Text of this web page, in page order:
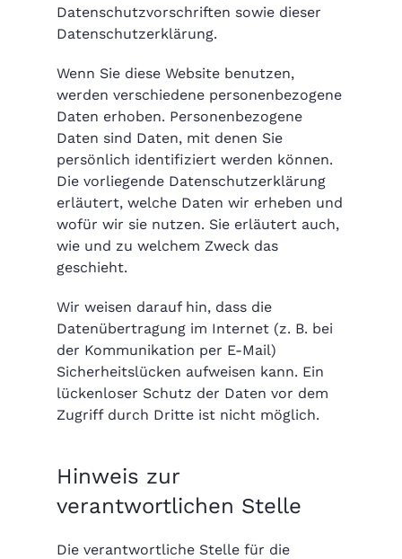
Datenschutzvorschriften sowie dieser
Datenschutzerklärung.
Wenn Sie diese Website benutzen,
werden verschiedene personenbezogene
Daten erhoben. Personenbezogene
Daten sind Daten, mit denen Sie
persönlich identifiziert werden können.
Die vorliegende Datenschutzerklärung
erläutert, welche Daten wir erheben und
wofür wir sie nutzen. Sie erläutert auch,
wie und zu welchem Zweck das
geschieht.
Wir weisen darauf hin, dass die
Datenübertragung im Internet (z. B. bei
der Kommunikation per E-Mail)
Sicherheitslücken aufweisen kann. Ein
lückenloser Schutz der Daten vor dem
Zugriff durch Dritte ist nicht möglich.
Hinweis zur
verantwortlichen Stelle
Die verantwortliche Stelle für die